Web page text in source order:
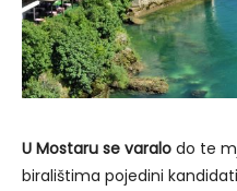
U Mostaru se varalo do te
biralištima pojedini